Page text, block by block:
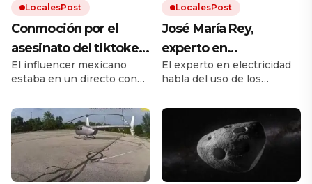
LocalesPost
Conmoción por el
asesinato del tiktoker
César Gastélum: le
dispararon mientras
transmitía en vivo en
plena calle
El influencer mexicano
estaba en un directo con
espectadores cuando
recibió un balazo mortal.
Quién era el joven, las
primeras hipótesis y el
antecedente del asesinato
de Valeria Márquez.
LocalesPost
José María Rey,
experto en
climatización: “La
gente no sabe usar el
aire acondicionado;
hay que programar
una temperatura ideal
y dejarlo que trabaje”
El experto en electricidad
habla del uso de los
acondicionado con la
llegada del calor.